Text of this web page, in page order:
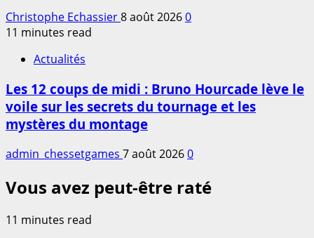
Christophe Echassier8 août 20260
11 minutes read
Actualités
Les 12 coups de midi : Bruno Hourcade lève le
voile sur les secrets du tournage et les
mystères du montage
admin_chessetgames 7 août 20260
Vous avez peut-être raté
11 minutes read